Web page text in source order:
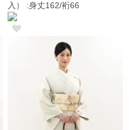
入） :身丈162/裄66